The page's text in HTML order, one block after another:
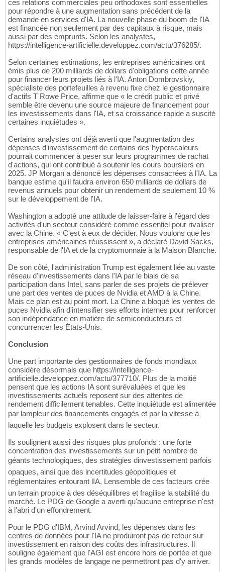
ces relations commerciales peu orthodoxes sont essentielles
pour répondre à une augmentation sans précédent de la
demande en services d'IA. La nouvelle phase du boom de l'IA
est financée non seulement par des capitaux à risque, mais
aussi par des emprunts. Selon les analystes,
https://intelligence-artificielle.developpez.com/actu/376285/.
Selon certaines estimations, les entreprises américaines ont
émis plus de 200 milliards de dollars d'obligations cette année
pour financer leurs projets liés à l'IA. Anton Dombrovskiy,
spécialiste des portefeuilles à revenu fixe chez le gestionnaire
d'actifs T Rowe Price, affirme que « le crédit public et privé
semble être devenu une source majeure de financement pour
les investissements dans l'IA, et sa croissance rapide a suscité
certaines inquiétudes ».
Certains analystes ont déjà averti que l'augmentation des
dépenses d'investissement de certains des hyperscaleurs
pourrait commencer à peser sur leurs programmes de rachat
d'actions, qui ont contribué à soutenir les cours boursiers en
2025. JP Morgan a dénoncé les dépenses consacrées à l'IA. La
banque estime qu'il faudra environ 650 milliards de dollars de
revenus annuels pour obtenir un rendement de seulement 10 %
sur le développement de l'IA.
Washington a adopté une attitude de laisser-faire à l'égard des
activités d'un secteur considéré comme essentiel pour rivaliser
avec la Chine. « C'est à eux de décider. Nous voulons que les
entreprises américaines réussissent », a déclaré David Sacks,
responsable de l'IA et de la cryptomonnaie à la Maison Blanche.
De son côté, l'administration Trump est également liée au vaste
réseau d'investissements dans l'IA par le biais de sa
participation dans Intel, sans parler de ses projets de prélever
une part des ventes de puces de Nvidia et AMD à la Chine.
Mais ce plan est au point mort. La Chine a bloqué les ventes de
puces Nvidia afin d'intensifier ses efforts internes pour renforcer
son indépendance en matière de semiconducteurs et
concurrencer les États-Unis.
Conclusion
Une part importante des gestionnaires de fonds mondiaux
considère désormais que https://intelligence-
artificielle.developpez.com/actu/377710/. Plus de la moitié
pensent que les actions IA sont surévaluées et que les
investissements actuels reposent sur des attentes de
rendement difficilement tenables. Cette inquiétude est alimentée
par lampleur des financements engagés et par la vitesse à
laquelle les budgets explosent dans le secteur.
Ils soulignent aussi des risques plus profonds : une forte
concentration des investissements sur un petit nombre de
géants technologiques, des stratégies dinvestissement parfois
opaques, ainsi que des incertitudes géopolitiques et
réglementaires entourant lIA. Lensemble de ces facteurs crée
un terrain propice à des déséquilibres et fragilise la stabilité du
marché. Le PDG de Google a averti qu'aucune entreprise n'est
à l'abri d'un effondrement.
Pour le PDG d'IBM, Arvind Arvind, les dépenses dans les
centres de données pour l'IA ne produiront pas de retour sur
investissement en raison des coûts des infrastructures. Il
souligne également que l'AGI est encore hors de portée et que
les grands modèles de langage ne permettront pas d'y arriver.